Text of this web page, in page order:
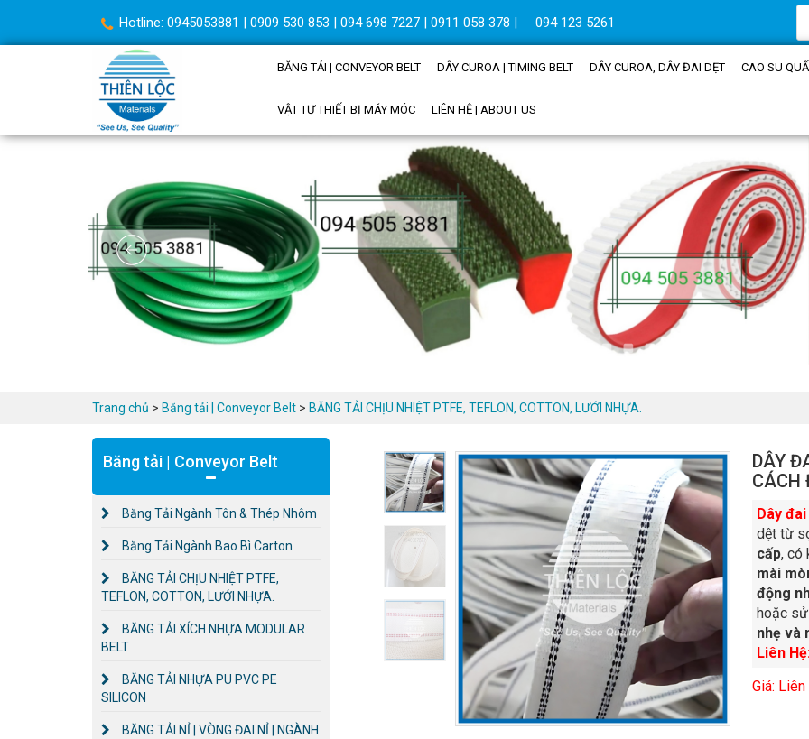
Hotline: 0945053881 | 0909 530 853 | 094 698 7227 | 0911 058 378 | 094 123 5261
BĂNG TẢI | CONVEYOR BELT DÂY CUROA | TIMING BELT DÂY CUROA, DÂY ĐAI DẸT CAO SU
VẬT TƯ THIẾT BỊ MÁY MÓC LIÊN HỆ | ABOUT US
Trang chủ > Băng tải | Conveyor Belt > BĂNG TẢI CHỊU NHIỆT PTFE, TEFLON, COTTON, LƯỚI NHỰA.
Băng tải | Conveyor Belt
Băng Tải Ngành Tôn & Thép Nhôm
Băng Tải Ngành Bao Bì Carton
BĂNG TẢI CHỊU NHIỆT PTFE,
TEFLON, COTTON, LƯỚI NHỰA.
BĂNG TẢI XÍCH NHỰA MODULAR
BELT
BĂNG TẢI NHỰA PU PVC PE
SILICON
BĂNG TẢI NỈ | VÒNG ĐAI NỈ | NGÀNH
DÂY
CÁCH
Dây
dệt từ
cấp, có
mài
động
hoặc
nhẹ và
Liên
Giá: Liên